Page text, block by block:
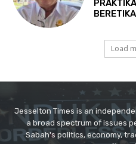
Jesselton Times is an
a broad spectrum of issues
Sabah's politics, economy,